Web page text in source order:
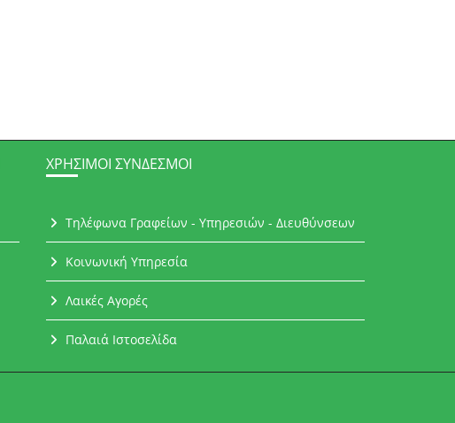
ΧΡΉΣΙΜΟΙ ΣΎΝΔΕΣΜΟΙ
Τηλέφωνα Γραφείων - Υπηρεσιών - Διευθύνσεων
Κοινωνική Υπηρεσία
Λαικές Αγορές
Παλαιά Ιστοσελίδα